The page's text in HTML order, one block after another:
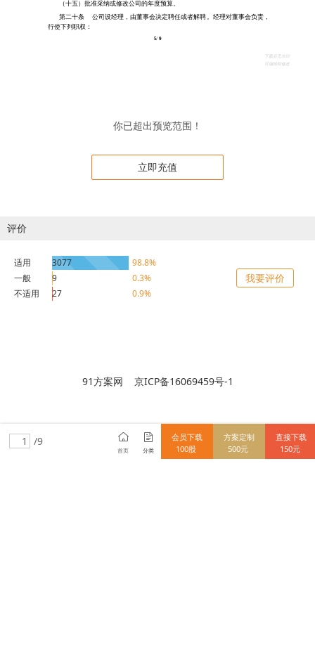
你已超出预览范围！
立即充值
评价
适用 3077
98.8%
一般
9
0.3%
不适用
27 0.9%
我要评价
91方案网 京ICP备16069459号-1
/9
首页 分类
会员下载
100股
方案定制
500元
直接下载
150元